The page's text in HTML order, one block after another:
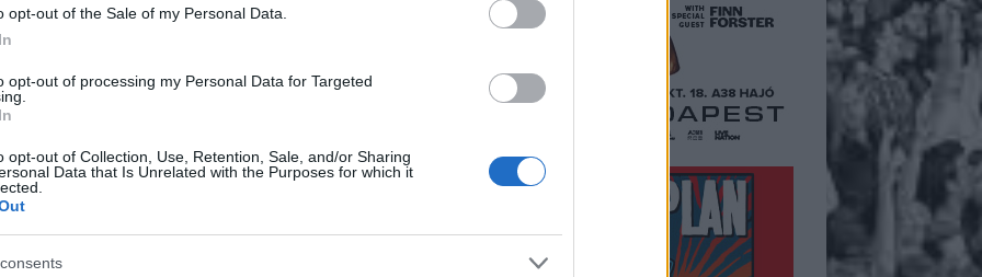
opt-out of the Sale of my Personal Data.
opt-out of processing my Personal Data for Targeted
opt-out of Collection, Use, Retention, Sale, and/or Sharing
Data that Is Unrelated with the Purposes for which it
! ‐Belépés Facebookkal